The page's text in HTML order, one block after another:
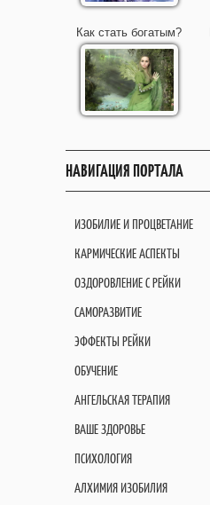
Как стать богатым?
НАВИГАЦИЯ ПОРТАЛА
ИЗОБИЛИЕ И ПРОЦВЕТАНИЕ
КАРМИЧЕСКИЕ АСПЕКТЫ
ОЗДОРОВЛЕНИЕ С РЕЙКИ
САМОРАЗВИТИЕ
ЭФФЕКТЫ РЕЙКИ
ОБУЧЕНИЕ
АНГЕЛЬСКАЯ ТЕРАПИЯ
ВАШЕ ЗДОРОВЬЕ
ПСИХОЛОГИЯ
АЛХИМИЯ ИЗОБИЛИЯ